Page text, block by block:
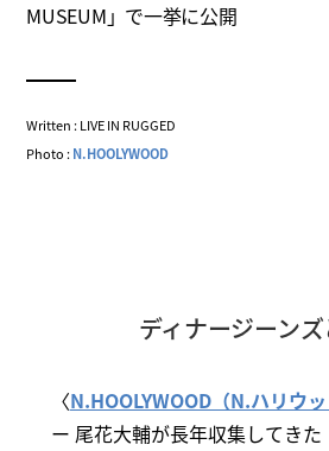
MUSEUM」で一挙に公開
Written : LIVE IN RUGGED
Photo :N.HOOLYWOOD
ディナージーンズ
〈N.HOOLYWOOD（N.ハリウッ
ー 尾花大輔が長年収集してきた